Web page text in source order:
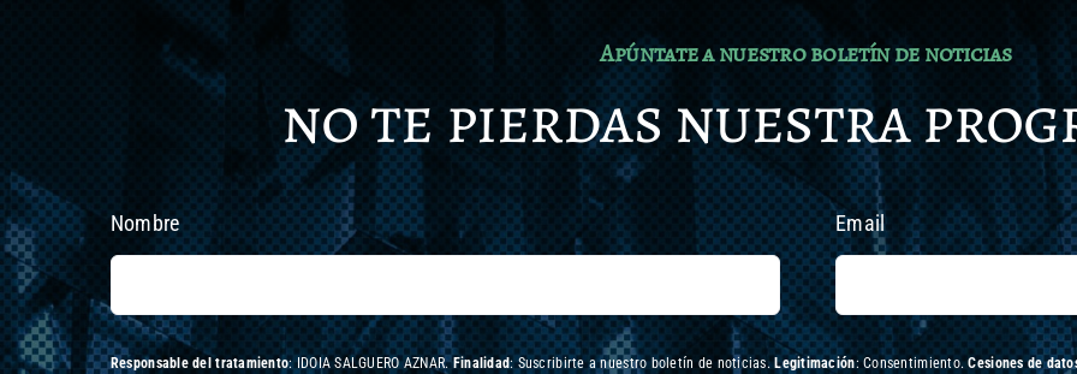
Apúntate a nuestro boletín de noticias
no te pierdas nuestra
Nombre Email
Responsable del tratamiento: IDOIA SALGUERO AZNAR. Finalidad: Suscribirte a nuestro boletín de noticias. Legitimación: Consentimiento.Cesiones de